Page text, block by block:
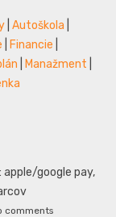
Autoškola
Financie
Manažment
google pay,
comments